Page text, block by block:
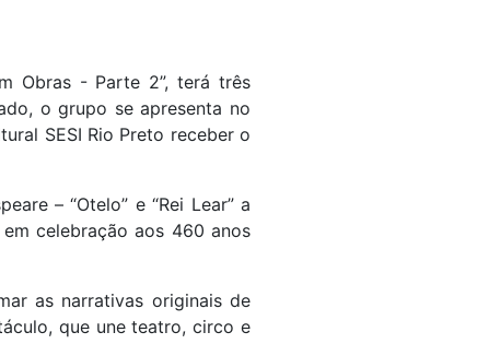
Obras - Parte 2”, terá três
o grupo se apresenta no
SESI Rio Preto receber o
– “Otelo” e “Rei Lear” a
celebração aos 460 anos
as narrativas originais de
que une teatro, circo e